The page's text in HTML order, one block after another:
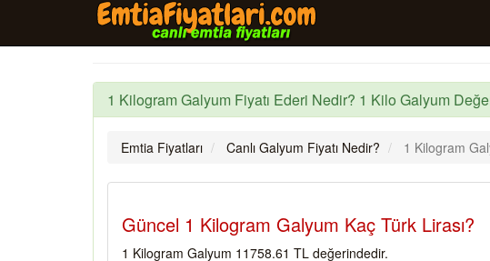
1 Kilogram Galyum Fiyatı Ederi Nedir? 1 Kilo Galyum
Emtia Fiyatları Canlı Galyum Fiyatı Nedir? 1 Kilogram
Güncel 1 Kilogram Galyum Kaç Türk Lirası?
1 Kilogram Galyum 11758.61 TL değerindedir.